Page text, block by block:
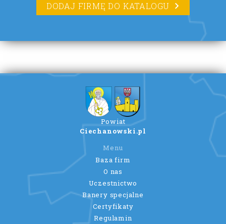
DODAJ FIRMĘ DO KATALOGU
Powiat
Ciechanowski.pl
Menu
Baza firm
O nas
Uczestnictwo
Banery specjalne
Certyfikaty
Regulamin